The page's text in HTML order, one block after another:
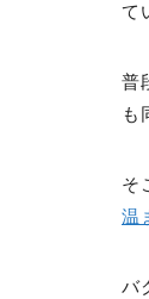
て
普
も
そ
温
バ